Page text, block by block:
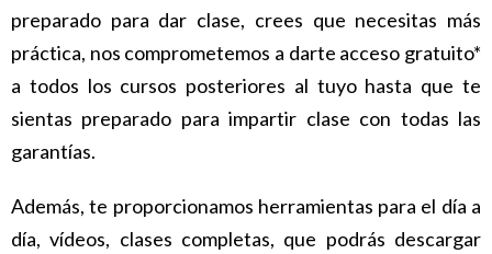
preparado para dar clase, crees que necesitas más
práctica, nos comprometemos a darte acceso gratuito*
a todos los cursos posteriores al tuyo hasta que te
sientas preparado para impartir clase con todas las
garantías.
Además, te proporcionamos herramientas para el día a
día, vídeos, clases completas, que podrás descargar